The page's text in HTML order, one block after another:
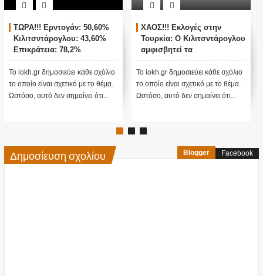
σχόλιο
με το θέμα.
ότι...
ΖΩΝΤΑΝΗ ΣΥΝΔΕΣΗ ΜΕ
ΑΓΚΥΡΑ - ΘΡΙΛΕΡ ΜΕ ΤΙΣ
ΤΟΥΡΚΙΚΕΣ ΕΚΛΟΓΕΣ !
Το iokh.gr δημοσιεύει κάθε σχόλιο
το οποίο είναι σχετικό με το θέμα.
Ωστόσο, αυτό δεν σημαίνει ότι...
Παγκόσμιο σοκ για
βιολογικά
ΗΠΑ στην
Στις 26 Φεβρουαρίου
ΗΠΑ διέγραψαν όλα τα
ενός Εργαστηρίου
Δημοσίευση σχολίου Blogger Facebook